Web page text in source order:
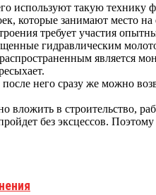
используют такую
которые занимают место
требует участия
гидравлическим
является
него сразу же можно
в строительство,
без эксцессов.